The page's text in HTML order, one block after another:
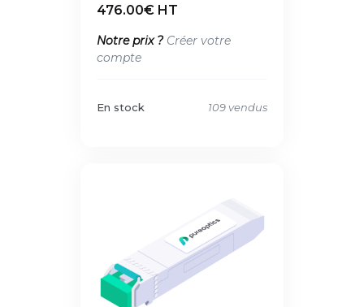
476.00€ HT
Notre prix ? Créer votre
compte
En stock 109 vendus